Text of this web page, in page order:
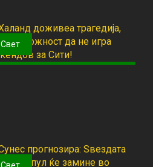
Свет
Свет